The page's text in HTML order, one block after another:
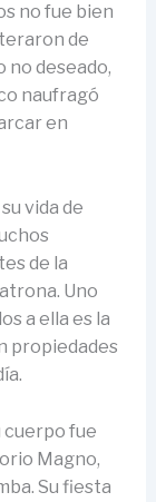
no fue bien
de
no deseado,
naufragó
en
vida de
de la
Uno
a ella es la
propiedades
cuerpo fue
Magno,
Su fiesta